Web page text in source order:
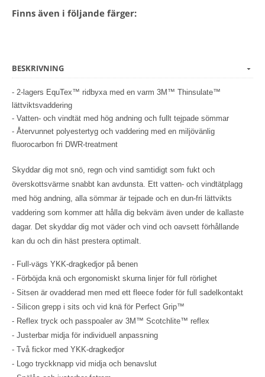
Finns även i följande färger:
BESKRIVNING
- 2-lagers EquTex™ ridbyxa med en varm 3M™ Thinsulate™
lättviktsvaddering
- Vatten- och vindtät med hög andning och fullt tejpade sömmar
- Återvunnet polyestertyg och vaddering med en miljövänlig
fluorocarbon fri DWR-treatment
Skyddar dig mot snö, regn och vind samtidigt som fukt och
överskottsvärme snabbt kan avdunsta. Ett vatten- och vindtätplagg
med hög andning, alla sömmar är tejpade och en dun-fri lättvikts
vaddering som kommer att hålla dig bekväm även under de kallaste
dagar. Det skyddar dig mot väder och vind och oavsett förhållande
kan du och din häst prestera optimalt.
- Full-vägs YKK-dragkedjor på benen
- Förböjda knä och ergonomiskt skurna linjer för full rörlighet
- Sitsen är ovadderad men med ett fleece foder för full sadelkontakt
- Silicon grepp i sits och vid knä för Perfect Grip™
- Reflex tryck och passpoaler av 3M™ Scotchlite™ reflex
- Justerbar midja för individuell anpassning
- Två fickor med YKK-dragkedjor
- Logo tryckknapp vid midja och benavslut